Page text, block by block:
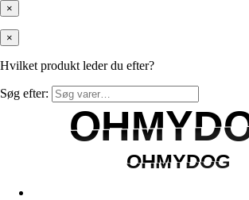
×
×
Hvilket produkt leder du efter?
Søg efter:
OHMYDOG
OHMYDOG